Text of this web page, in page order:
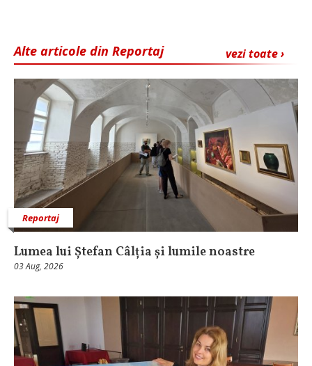
vezi toate ›
Alte articole din Reportaj
Reportaj
Lumea lui Ștefan Câlția și lumile noastre
03 Aug, 2026